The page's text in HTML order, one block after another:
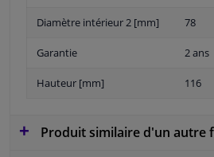
Diamètre intérieur 2 [mm] 78
Garantie 2 ans
Hauteur [mm] 116
Produit similaire d'un autre